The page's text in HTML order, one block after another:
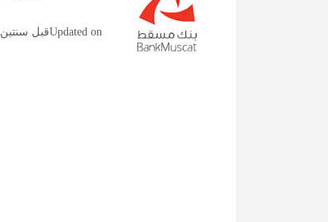
Updated onقبل سنتين